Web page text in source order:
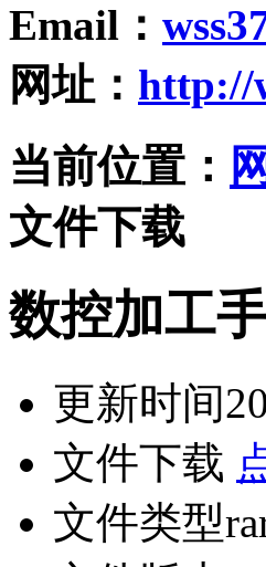
Email ：
网址 ： http://
当前位置：
文件下载
数控加工
更新时间
文件下载
文件类型